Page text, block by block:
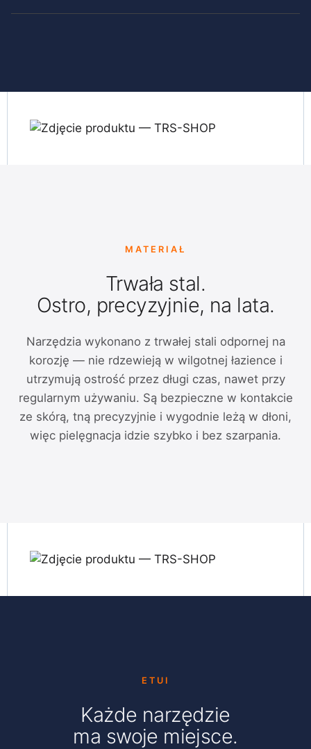
MATERIAŁ
Trwała stal.
Ostro, precyzyjnie, na lata.
Narzędzia wykonano z trwałej stali odpornej na
korozję — nie rdzewieją w wilgotnej łazience i
utrzymują ostrość przez długi czas, nawet przy
regularnym używaniu. Są bezpieczne w kontakcie
ze skórą, tną precyzyjnie i wygodnie leżą w dłoni,
więc pielęgnacja idzie szybko i bez szarpania.
ETUI
Każde narzędzie
ma swoje miejsce.